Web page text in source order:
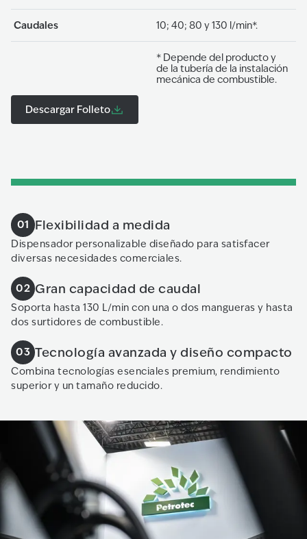
Caudales 10; 40; 80 y 130 l/min*.
* Depende del producto y
de la tubería de la instalación
mecánica de combustible.
Descargar Folleto
01 Flexibilidad a medida
Dispensador personalizable diseñado para satisfacer
diversas necesidades comerciales.
02 Gran capacidad de caudal
Soporta hasta 130 L/min con una o dos mangueras y hasta
dos surtidores de combustible.
03 Tecnología avanzada y diseño compacto
Combina tecnologías esenciales premium, rendimiento
superior y un tamaño reducido.